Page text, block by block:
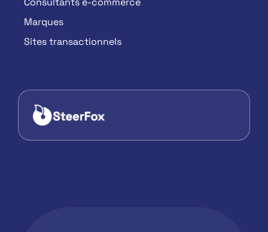
Marques
Sites transactionnels